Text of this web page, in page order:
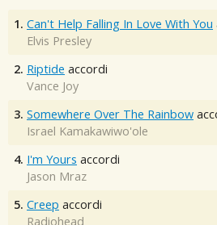
1. Can't Help Falling In Love With You
Elvis Presley
2. Riptide accordi
Vance Joy
3. Somewhere Over The Rainbow
Israel Kamakawiwo'ole
4. I'm Yours accordi
Jason Mraz
5. Creep accordi
Radiohead